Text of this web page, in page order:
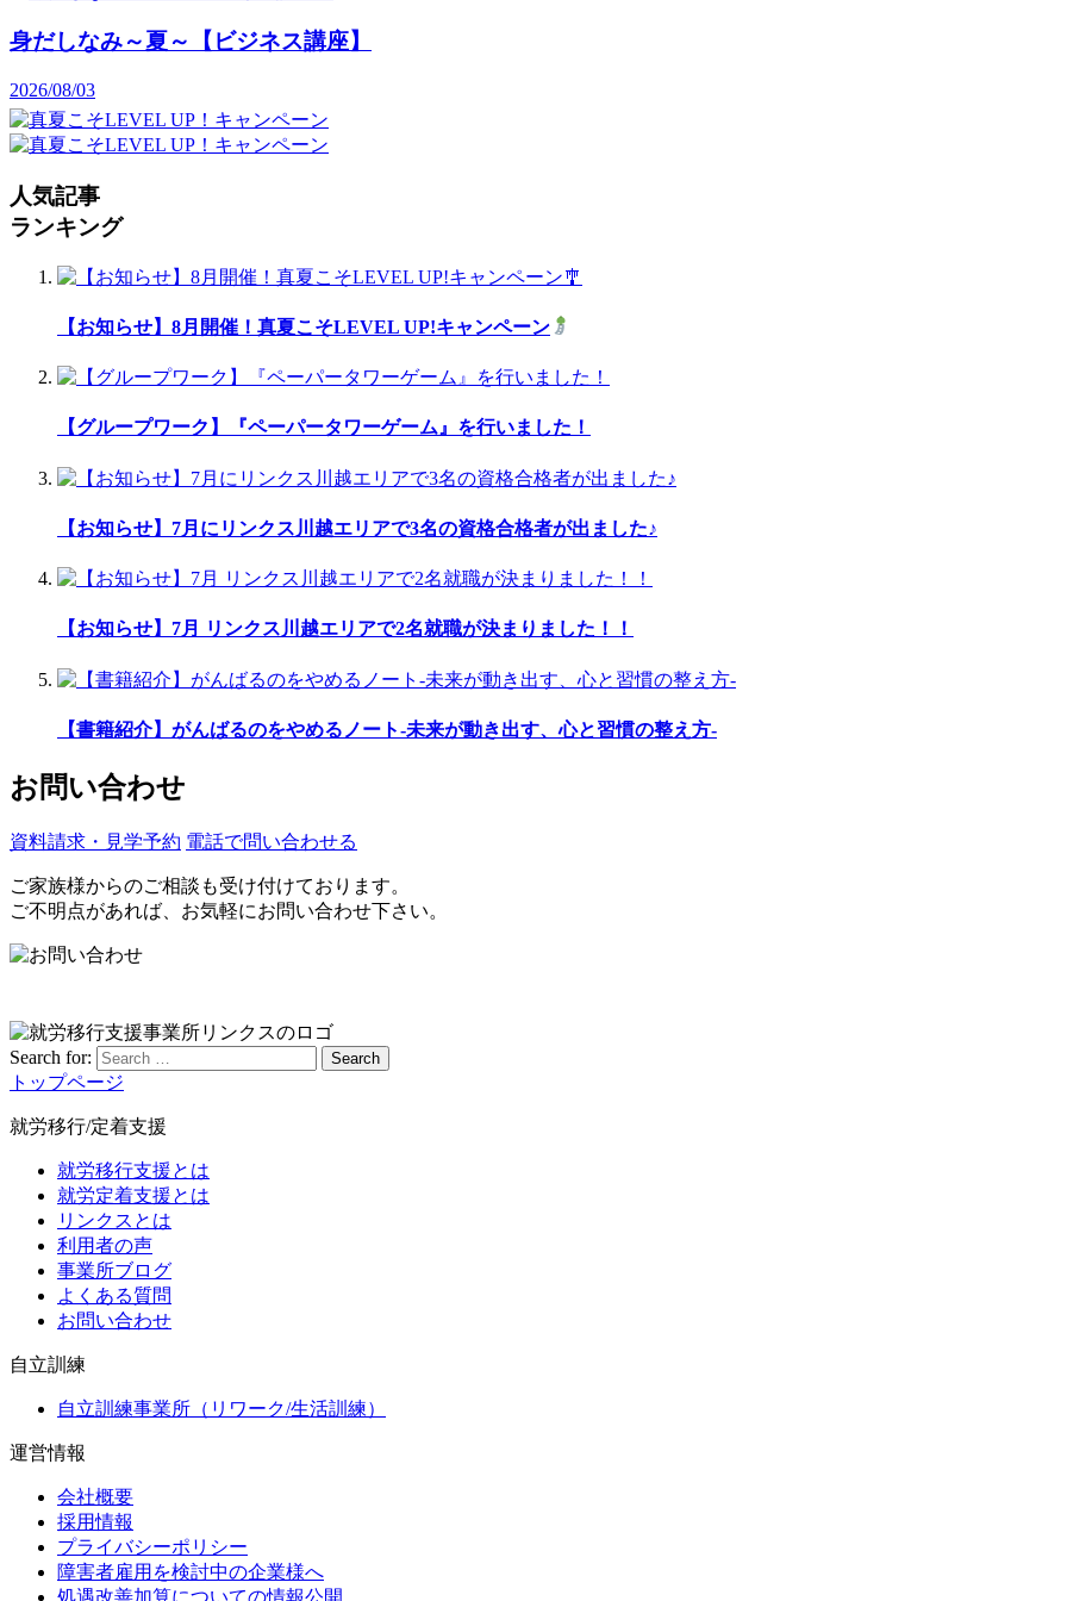
身だしなみ～夏～【ビジネス講座】
2026/08/03
人気記事
ランキング
【お知らせ】8月開催！真夏こそLEVEL UP!キャンペーン
【グループワーク】『ペーパータワーゲーム』を行いました！
【お知らせ】7月にリンクス川越エリアで3名の資格合格者が出ました♪
【お知らせ】7月 リンクス川越エリアで2名就職が決まりました！！
【書籍紹介】がんばるのをやめるノート-未来が動き出す、心と習慣の整え方-
お問い合わせ
資料請求・見学予約 電話で問い合わせる
ご家族様からのご相談も受け付けております。
ご不明点があれば、お気軽にお問い合わせ下さい。
Search for: Search
トップページ
就労移行/定着支援
就労移行支援とは
就労定着支援とは
リンクスとは
利用者の声
事業所ブログ
よくある質問
お問い合わせ
自立訓練
自立訓練事業所（リワーク/生活訓練）
運営情報
会社概要
採用情報
プライバシーポリシー
障害者雇用を検討中の企業様へ
処遇改善加算についての情報公開